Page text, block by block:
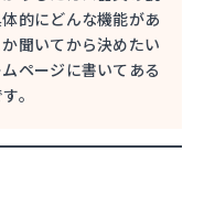
的にどんな機能があ
聞いてから決めたい
ページに書いてある
。